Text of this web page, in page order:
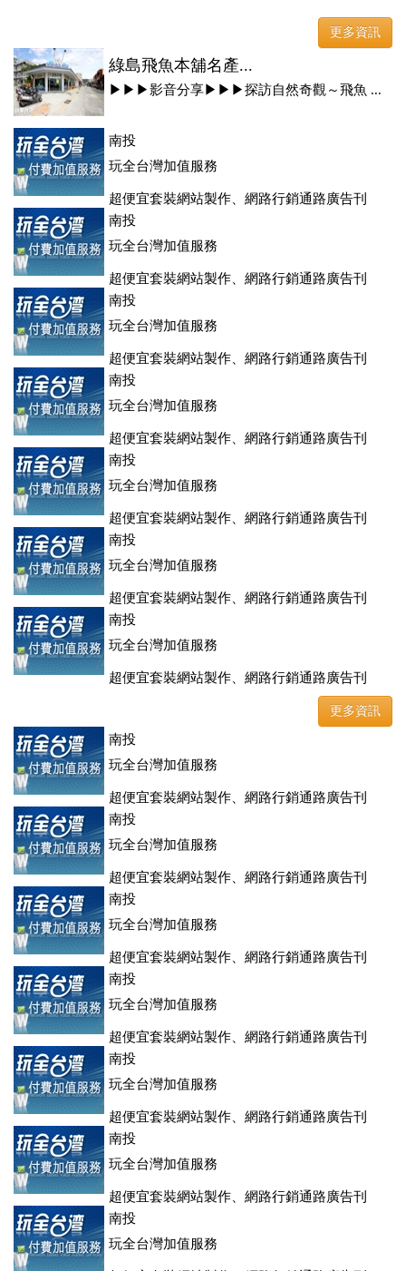
更多資訊
綠島飛魚本舖名產...
▶▶▶影音分享▶▶▶探訪自然奇觀～飛魚 ...
南投
玩全台灣加值服務
超便宜套裝網站製作、網路行銷通路廣告刊
登、訂房系統、客房委託旅行社銷售，全面優惠中....
南投
玩全台灣加值服務
超便宜套裝網站製作、網路行銷通路廣告刊
登、訂房系統、客房委託旅行社銷售，全面優惠中....
南投
玩全台灣加值服務
超便宜套裝網站製作、網路行銷通路廣告刊
登、訂房系統、客房委託旅行社銷售，全面優惠中....
南投
玩全台灣加值服務
超便宜套裝網站製作、網路行銷通路廣告刊
登、訂房系統、客房委託旅行社銷售，全面優惠中....
南投
玩全台灣加值服務
超便宜套裝網站製作、網路行銷通路廣告刊
登、訂房系統、客房委託旅行社銷售，全面優惠中....
南投
玩全台灣加值服務
超便宜套裝網站製作、網路行銷通路廣告刊
登、訂房系統、客房委託旅行社銷售，全面優惠中....
南投
玩全台灣加值服務
超便宜套裝網站製作、網路行銷通路廣告刊
登、訂房系統、客房委託旅行社銷售，全面優惠中....
更多資訊
南投
玩全台灣加值服務
超便宜套裝網站製作、網路行銷通路廣告刊
登、訂房系統、客房委託旅行社銷售，全面優惠中....
南投
玩全台灣加值服務
超便宜套裝網站製作、網路行銷通路廣告刊
登、訂房系統、客房委託旅行社銷售，全面優惠中....
南投
玩全台灣加值服務
超便宜套裝網站製作、網路行銷通路廣告刊
登、訂房系統、客房委託旅行社銷售，全面優惠中....
南投
玩全台灣加值服務
超便宜套裝網站製作、網路行銷通路廣告刊
登、訂房系統、客房委託旅行社銷售，全面優惠中....
南投
玩全台灣加值服務
超便宜套裝網站製作、網路行銷通路廣告刊
登、訂房系統、客房委託旅行社銷售，全面優惠中....
南投
玩全台灣加值服務
超便宜套裝網站製作、網路行銷通路廣告刊
登、訂房系統、客房委託旅行社銷售，全面優惠中....
南投
玩全台灣加值服務